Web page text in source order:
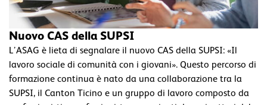
Nuovo CAS della SUPSI
L’ASAG è lieta di segnalare il nuovo CAS della SUPSI: «Il
lavoro sociale di comunità con i giovani». Questo percorso di
formazione continua è nato da una collaborazione tra la
SUPSI, il Canton Ticino e un gruppo di lavoro composto da